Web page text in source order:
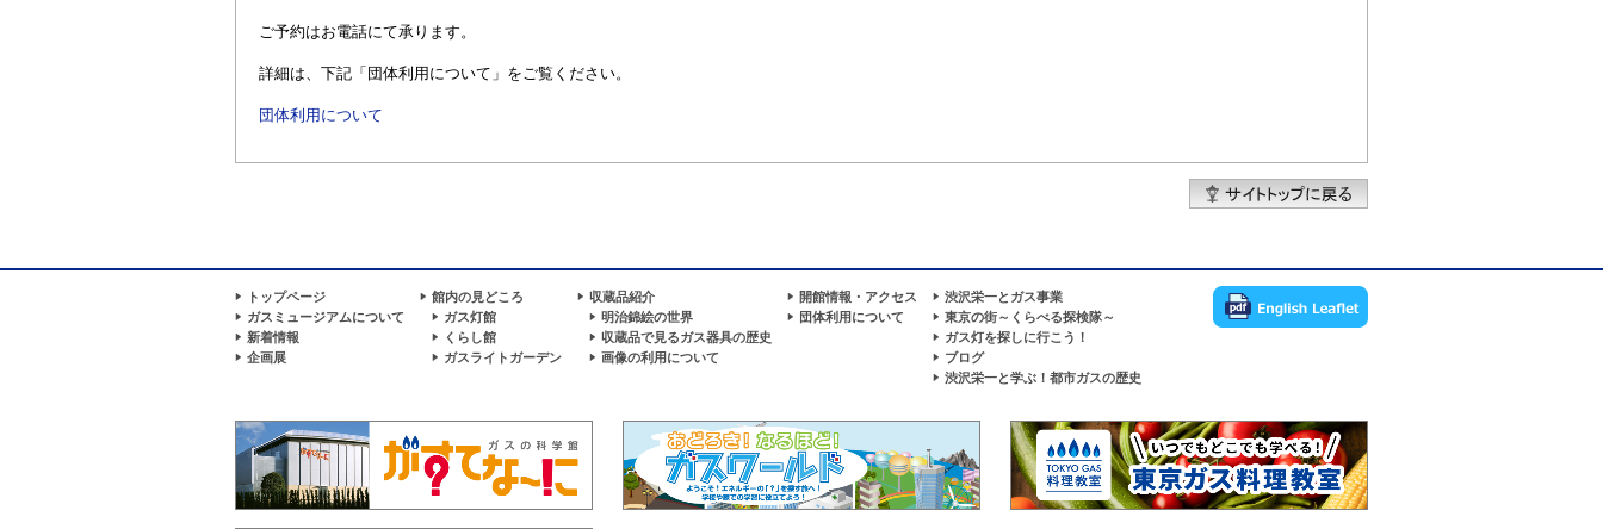
ご予約はお電話にて承ります。
詳細は、下記「団体利用について」をご覧ください。
団体利用について
トップページ
ガスミュージアムについて
新着情報
企画展
館内の見どころ
ガス灯館
くらし館
ガスライトガーデン
収蔵品紹介
明治錦絵の世界
収蔵品で見るガス器具の歴史
画像の利用について
開館情報・アクセス
団体利用について
渋沢栄一とガス事業
東京の街～くらべる探検隊～
ガス灯を探しに行こう！
ブログ
渋沢栄一と学ぶ！都市ガスの歴史